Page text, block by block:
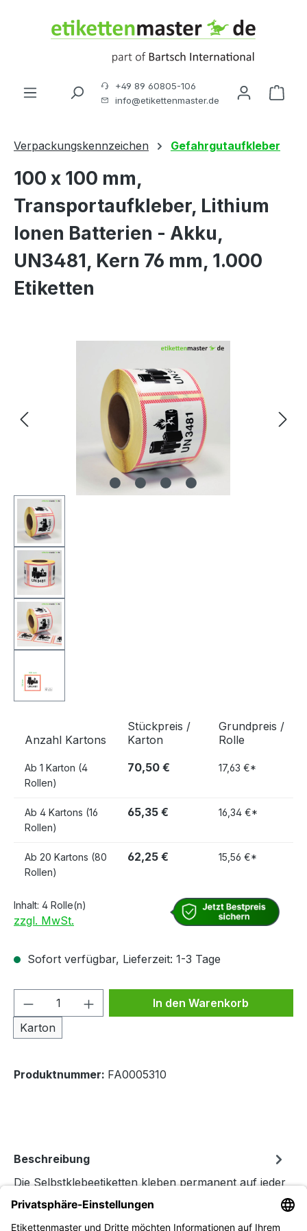
Zum Hauptinhalt springen
+49 89 60805-106
info@etikettenmaster.de
Verpackungskennzeichen Gefahrgutaufkleber
100 x 100 mm,
Transportaufkleber, Lithium
Ionen Batterien - Akku,
UN3481, Kern 76 mm, 1.000
Etiketten
Anzahl Kartons
Stückpreis /
Karton
Grundpreis /
Rolle
Ab 1 Karton (4
Rollen)
70,50 € 17,63 €*
Ab 4 Kartons (16
Rollen)
65,35 € 16,34 €*
Ab 20 Kartons (80
Rollen)
62,25 € 15,56 €*
Inhalt: 4 Rolle(n)
zzgl. MwSt.
Sofort verfügbar, Lieferzeit: 1-3 Tage
Produkt Anzahl: Gib den
Karton
In den Warenkorb
Produktnummer: FA0005310
Beschreibung
Die Selbstklebeetiketten kleben permanent auf jeder
Art von Kartonagen und Versandtaschen. Mit
diesem Transportetikett k…